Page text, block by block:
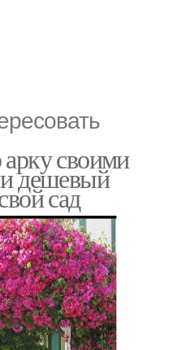
своими
дешевый
сад